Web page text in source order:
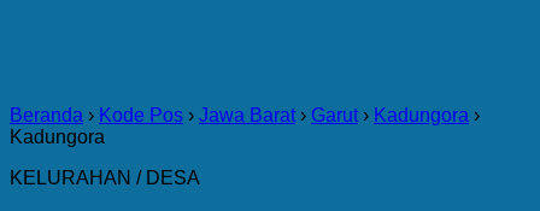
Beranda › Kode Pos › Jawa Barat › Garut › Kadungora ›
Kadungora
KELURAHAN / DESA